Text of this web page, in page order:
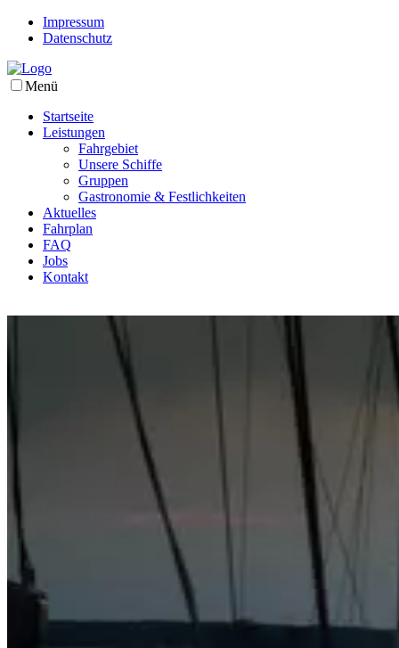
Impressum
Datenschutz
Menü
Startseite
Leistungen
Fahrgebiet
Unsere Schiffe
Gruppen
Gastronomie & Festlichkeiten
Aktuelles
Fahrplan
FAQ
Jobs
Kontakt